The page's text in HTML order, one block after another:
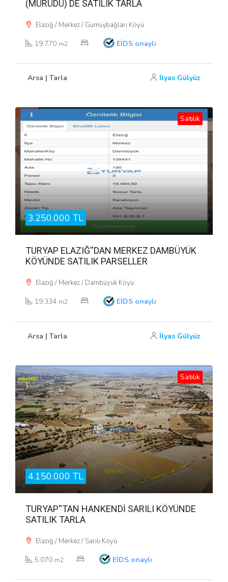
(MÜRÜDÜ) DE SATILIK TARLA
Elazığ / Merkez / Gümüşbağları Köyü
19.770 m2 EİDS onaylı
Arsa | Tarla İlyas Gülyüz
Satılık
3.250.000 TL
TURYAP ELAZIĞ''DAN MERKEZ DAMBÜYÜK
KÖYÜNDE SATILIK PARSELLER
Elazığ / Merkez / Dambüyük Köyü
19.334 m2 EİDS onaylı
Arsa | Tarla İlyas Gülyüz
Satılık
4.150.000 TL
TURYAP''TAN HANKENDİ SARILI KÖYÜNDE
SATILIK TARLA
Elazığ / Merkez / Sarılı Köyü
5.070 m2 EİDS onaylı